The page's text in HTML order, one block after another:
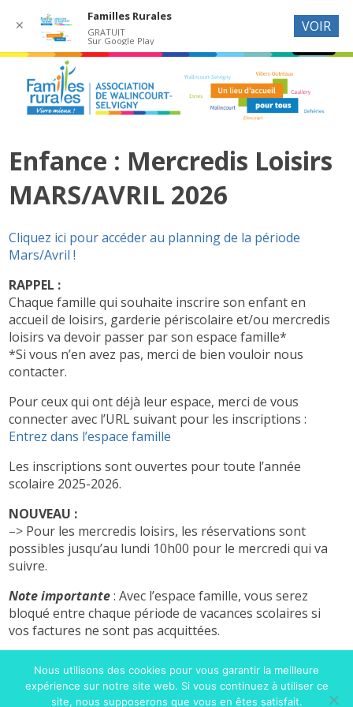
Enfance : Mercredis Loisirs
MARS/AVRIL 2026
Cliquez ici pour accéder au planning de la période
Mars/Avril !
RAPPEL :
Chaque famille qui souhaite inscrire son enfant en
accueil de loisirs, garderie périscolaire et/ou mercredis
loisirs va devoir passer par son espace famille*
*Si vous n’en avez pas, merci de bien vouloir nous
contacter.
Pour ceux qui ont déjà leur espace, merci de vous
connecter avec l’URL suivant pour les inscriptions :
Entrez dans l’espace famille
Les inscriptions sont ouvertes pour toute l’année
scolaire 2025-2026.
NOUVEAU :
–> Pour les mercredis loisirs, les réservations sont
possibles jusqu’au lundi 10h00 pour le mercredi qui va
suivre.
Note importante: Avec l’espace famille, vous serez
bloqué entre chaque période de vacances scolaires si
vos factures ne sont pas acquittées.
csfrinscriptions@gmail.com ou 07.66.54.71.26
Nous utilisons des cookies pour vous garantir la meilleure
expérience sur notre site web. Si vous continuez à utiliser ce
site, nous supposerons que vous en êtes satisfait.
✕
Familles Rurales
GRATUIT
Sur Google Play
VOIR